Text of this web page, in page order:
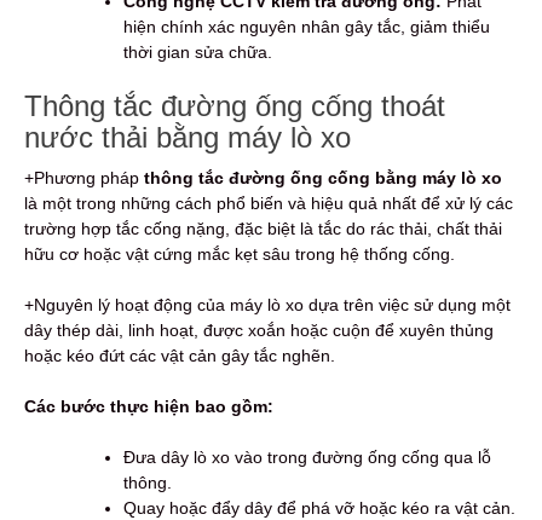
hiện chính xác nguyên nhân gây tắc, giảm thiểu
thời gian sửa chữa.
Thông tắc đường ống cống thoát
nước thải bằng máy lò xo
+Phương pháp thông tắc đường ống cống bằng máy lò xo
là một trong những cách phổ biến và hiệu quả nhất để xử lý các
trường hợp tắc cống nặng, đặc biệt là tắc do rác thải, chất thải
hữu cơ hoặc vật cứng mắc kẹt sâu trong hệ thống cống.
+Nguyên lý hoạt động của máy lò xo dựa trên việc sử dụng một
dây thép dài, linh hoạt, được xoắn hoặc cuộn để xuyên thủng
hoặc kéo đứt các vật cản gây tắc nghẽn.
Các bước thực hiện bao gồm:
Đưa dây lò xo vào trong đường ống cống qua lỗ
thông.
Quay hoặc đẩy dây để phá vỡ hoặc kéo ra vật cản.